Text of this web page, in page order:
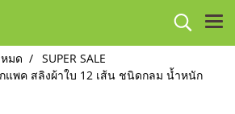
มด
SUPER SALE
แพค สลิงผ้าใบ 12 เส้น ชนิดกลม น้ำหนัก